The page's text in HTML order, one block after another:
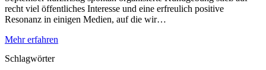
recht viel öffentliches Interesse und eine erfreulich positive
Resonanz in einigen Medien, auf die wir…
Mehr erfahren
Schlagwörter